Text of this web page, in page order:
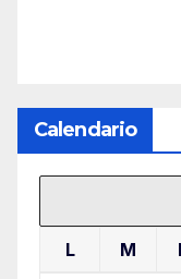
Calendario
L M